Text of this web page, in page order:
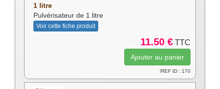
1 litre
Pulvérisateur de 1 litre
Voir cette fiche produit
11.50 € TTC
!REF ID : 170